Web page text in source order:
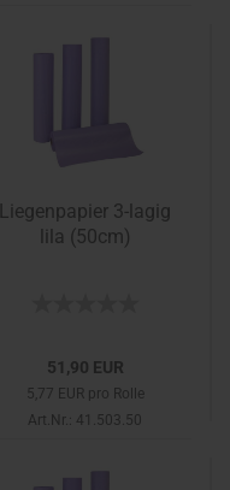
Liegenpapier 3-lagig
lila (50cm)
51,90 EUR
5,77 EUR pro Rolle
Art.Nr.: 41.503.50